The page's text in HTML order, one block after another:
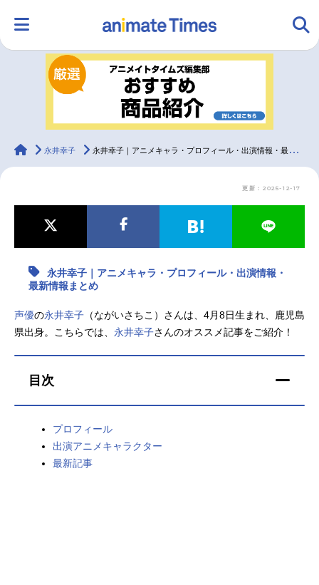
ランキング アニメ
ラジオ グッズ
最新記事一覧
アニメ記事一覧 声優記事一覧
今期アニメ曜日別一覧
春アニメ 夏アニメ
秋アニメ
男性声優/女性声優一覧
animateTimes
永井幸子 永井幸子｜アニメキャラ・プロフィール・出演情報・最新情報まとめ
更新：2025-12-17
永井幸子｜アニメキャラ・プロフィール・出演情報・
最新情報まとめ
声優の永井幸子 （ながいさちこ）さんは、4月8日生まれ、鹿児島
県出身。こちらでは、 永井幸子さんのオススメ記事をご紹介！
目次
プロフィール
出演アニメキャラクター
最新記事